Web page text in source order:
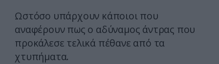
Ωστόσο υπάρχουν κάποιοι που
αναφέρουν πως ο αδύναμος άντρας που
προκάλεσε τελικά πέθανε από τα
χτυπήματα.